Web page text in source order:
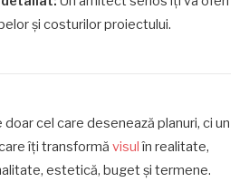
și costurilor proiectului.
cel care desenează planuri, ci un
îți transformă visulîn realitate,
estetică, buget și termene.